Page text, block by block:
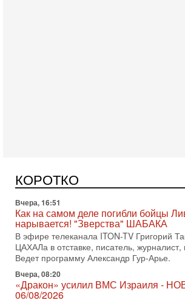
КОРОТКО
АХИ «Дракон» (Drakon), которая уже
субмариной в истории ЦАХАЛ. Но почему
Вчера, 16:51
Как на самом деле погибли бойцы
нарывается! "Зверства" ШАБАКА
В эфире телеканала ITON-TV Григорий
ЦАХАЛа в отставке, писатель, журналист,
Ведет программу Александр Гур-Арье.
Вчера, 08:20
«Дракон» усилил ВМС Израиля -
06/08/2026